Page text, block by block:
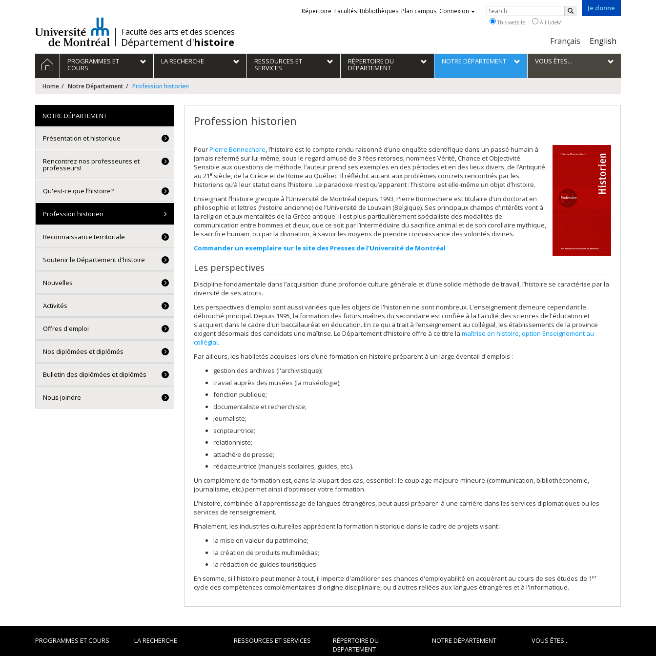
/Faculté des arts et des sciences
Département d'histoire
Je donne
Choix
la
langue
Français English
Liens
externes
Répertoire Facultés Bibliothèques Plan campus Connexion Rechercher
Search
This website All UdeM
Navigation
principale
HOMEPROGRAMMES ET
COURS
LA RECHERCHE RESSOURCES ET
SERVICES
RÉPERTOIRE DU
DÉPARTEMENT
NOTRE DÉPARTEMENT VOUS ÊTES...
Home Notre Département Profession historien
Profession historien
PourPierre Bonnechere, l’histoire est le compte rendu raisonné d’une enquête scientifique dans un passé humain à
jamais refermé sur lui-même, sous le regard amusé de 3 fées retorses, nommées Vérité, Chance et Objectivité.
Sensible aux questions de méthode, l’auteur prend ses exemples en des périodes et en des lieux divers, de l’Antiquité
au 21e siècle, de la Grèce et de Rome au Québec. Il réfléchit autant aux problèmes concrets rencontrés par les
historiens qu’à leur statut dans l’histoire. Le paradoxe n’est qu’apparent : l’histoire est elle-même un objet d’histoire.
Enseignant l’histoire grecque à l’Université de Montréal depuis 1993, Pierre Bonnechere est titulaire d’un doctorat en
philosophie et lettres (histoire ancienne) de l’Université de Louvain (Belgique). Ses principaux champs d'intérêts vont à
la religion et aux mentalités de la Grèce antique. Il est plus particulièrement spécialiste des modalités de
communication entre hommes et dieux, que ce soit par l’intermédiaire du sacrifice animal et de son corollaire mythique,
le sacrifice humain, ou par la divination, à savoir les moyens de prendre connaissance des volontés divines.
Commander un exemplaire sur le site des Presses de l'Université de Montréal
Les perspectives
Discipline fondamentale dans l’acquisition d’une profonde culture générale et d’une solide méthode de travail, l’histoire se caractérise par la
diversité de ses atouts.
Les perspectives d'emploi sont aussi variées que les objets de l'historien·ne sont nombreux. L'enseignement demeure cependant le
débouché principal. Depuis 1995, la formation des futurs maîtres du secondaire est confiée à la Faculté des sciences de l'éducation et
s'acquiert dans le cadre d'un baccalauréat en éducation. En ce qui a trait à l’enseignement au collégial, les établissements de la province
exigent désormais des candidats une maîtrise. Le Département d’histoire offre à ce titre la maîtrise en histoire, option Enseignement au
collégial.
Par ailleurs, les habiletés acquises lors d’une formation en histoire préparent à un large éventail d'emplois :
gestion des archives (l'archivistique);
travail auprès des musées (la muséologie);
fonction publique;
documentaliste et recherchiste;
journaliste;
scripteur·trice;
relationniste;
attaché·e de presse;
rédacteur·trice (manuels scolaires, guides, etc.).
Un complément de formation est, dans la plupart des cas, essentiel : le couplage majeure-mineure (communication, bibliothéconomie,
journalisme, etc.) permet ainsi d’optimiser votre formation.
L'histoire, combinée à l'apprentissage de langues étrangères, peut aussi préparer à une carrière dans les services diplomatiques ou les
services de renseignement.
Finalement, les industries culturelles apprécient la formation historique dans le cadre de projets visant :
la mise en valeur du patrimoine;
la création de produits multimédias;
la rédaction de guides touristiques.
En somme, si l'histoire peut mener à tout, il importe d'améliorer ses chances d'employabilité en acquérant au cours de ses études de 1er
cycle des compétences complémentaires d'origine disciplinaire, ou d'autres reliées aux langues étrangères et à l'informatique.
NOTRE DÉPARTEMENT
Présentation et historique
Rencontrez nos professeures et
professeurs!
Qu'est-ce que l’histoire?
Profession historien
Reconnaissance territoriale
Soutenir le Département d’histoire
Nouvelles
Activités
Offres d'emploi
Nos diplômées et diplômés
Bulletin des diplômées et diplômés
Nous joindre
PROGRAMMES ET COURS LA RECHERCHE RESSOURCES ET SERVICES
RÉPERTOIRE DU
DÉPARTEMENT
NOTRE DÉPARTEMENT VOUS ÊTES...